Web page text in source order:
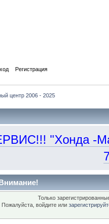
Регистрация
центр 2006 - 2025
"Хонда -
Только
Пожалуйста, войдите или